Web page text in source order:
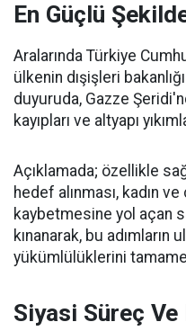
En Güçlü
Aralarında Türkiye
ülkenin dışişleri
duyuruda, Gazze
kayıpları ve altyapı
Açıklamada; özellikle
hedef alınması, kadın ve
kaybetmesine yol açan
kınanarak, bu adımların
yükümlülüklerini
Siyasi Süreç Ve